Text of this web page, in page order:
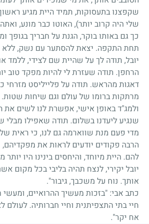
שקפצנו בתעסוקות, תמיד היית מגיע
שלי היה קרוב יותר), האוטו כבר מונע,
כך גם באותו בוקר, הגנת על חבריך בגופך
תחת התקפה. יצאת להסתער עם נשק, ללא
יובל, תודה לך על שהיית שם לצידי, ללמד
הרחפן. תודה שעזרת לי להיות מפקד טוב
דאגות מהראש. תודה על פלייליסט מזרחי
מרתקות ברומו של עולם וגם שיחות
ולמג"ד באופן אישי, אפשרת לנו לשים
שנגיע ליעדנו בשלום. תודה שאפילו
מדי פעם מנת שווארמה גם לנו, כי ראית
הרבה פקודים יודעים לראות את
להם. היית מיוחד, והיחסים בינינו היו
יובל יקירי, לנצח תהיה בליבי בכל מקום
אותך. נוח על משכבך, גיבור".
כתב אבי: "בזכות מעשיך ההרואיים, ומעשי
חיי בתי התצפיתנית וחיי חברותיה.
אח יקר".